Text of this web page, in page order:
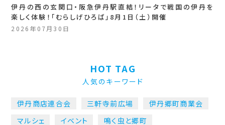
伊丹の西の玄関口・阪急伊丹駅直結！リータで戦国の伊丹を
楽しく体験！「むらしげひろば」8月1日（土）開催
2026年07月30日
HOT TAG
人気のキーワード
伊丹商店連合会 三軒寺前広場
伊丹郷町商業会
マルシェ
イベント 鳴く虫と郷町